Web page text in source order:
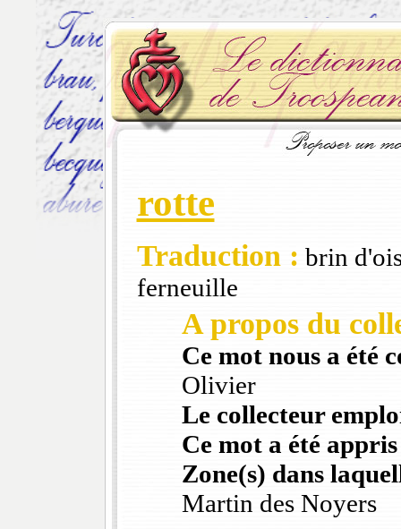
rotte
Traduction : brin
ferneuille
A propos du
Ce mot nous a été
Olivier
Le collecteur
Ce mot a été
Zone(s) dans
Martin des Noyers